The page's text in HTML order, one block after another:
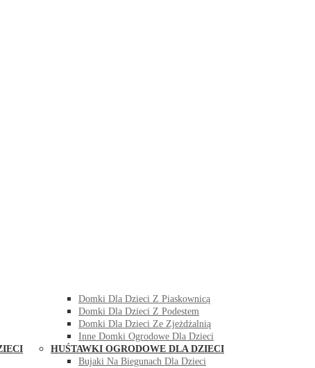
Domki Dla Dzieci Z Piaskownicą
Domki Dla Dzieci Z Podestem
Domki Dla Dzieci Ze Zjeżdżalnią
Inne Domki Ogrodowe Dla Dzieci
HUŚTAWKI OGRODOWE DLA DZIECI
Bujaki Na Biegunach Dla Dzieci